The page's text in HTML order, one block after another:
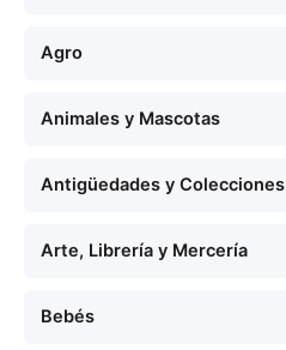
Agro
Animales y Mascotas
Antigüedades y Colecciones
Arte, Librería y Mercería
Bebés